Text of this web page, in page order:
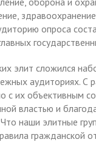
опроса
элит сложился
аудиториях. С
с их объективным
властью и
наши элитные
гражданской